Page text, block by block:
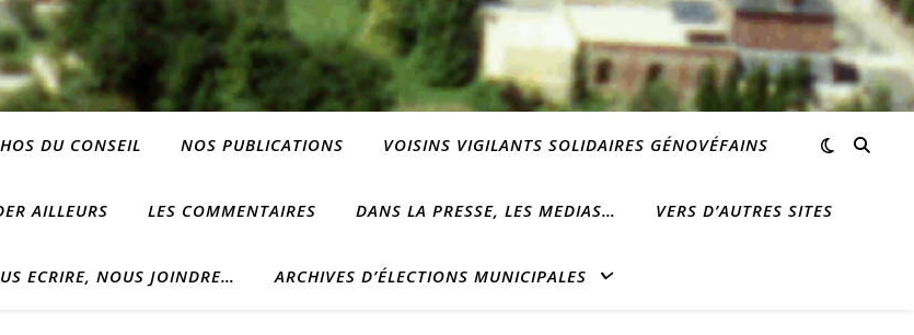
DU CONSEIL NOS PUBLICATIONS VOISINS VIGILANTS SOLIDAIRES GÉNOVÉFAINS
AILLEURS LES COMMENTAIRES DANS LA PRESSE, LES MEDIAS… VERS D’AUTRES SITES
ECRIRE, NOUS JOINDRE… ARCHIVES D’ÉLECTIONS MUNICIPALES